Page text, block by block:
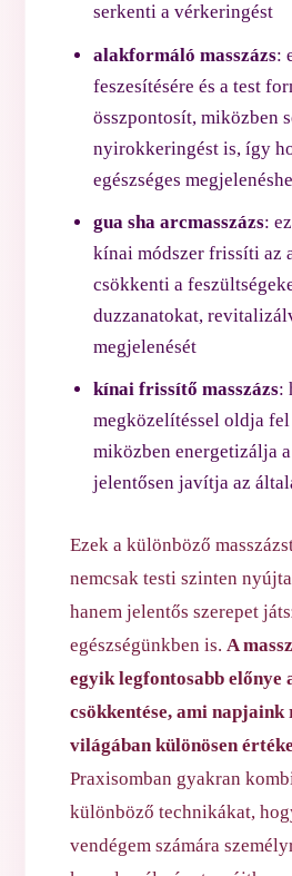
serkenti a vérkeringést
alakformáló masszázs:
feszesítésére és a test
összpontosít, miközben
nyirokkeringést is, így
egészséges
gua sha arcmasszázs:
kínai módszer frissíti az
csökkenti a
duzzanatokat,
megjelenését
kínai frissítő masszázs:
megközelítéssel oldja
miközben energetizálja a
jelentősen javítja az
Ezek a különböző
nemcsak testi szinten
hanem jelentős szerepet
egészségünkben is.A
egyik legfontosabb előnye
csökkentése, ami napjaink
világában különösen
Praxisomban gyakran
különböző technikákat,
vendégem számára